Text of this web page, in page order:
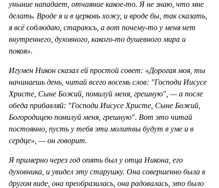
уныние нападает, отчаяние какое-то. Я не знаю, что мне
делать. Вроде я и в церковь хожу, и вроде бы, так сказать,
я всё соблюдаю, стараюсь, а вот почему-то у меня нет
внутреннего, духовного, какого-то душевного мира и
покоя».
Игумен Никон сказал ей простой совет: «Дорогая моя, ты
начинаешь день, читай всего восемь слов: "Господи Иисусе
Христе, Сыне Божий, помилуй меня, грешную", — а после
обеда прибавляй: "Господи Иисусе Христе, Сыне Божий,
Богородицею помилуй меня, грешную". Вот это читай
постоянно, пусть у тебя эти молитвы будут в уме и в
сердце», — он говорит.
Я примерно через год опять был у отца Никона, его
духовника, и увидел эту старушку. Она совершенно была в
другом виде, она преобразилась, она радовалась, это было